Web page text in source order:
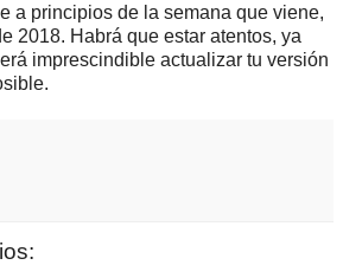
a principios de la semana que viene,
2018. Habrá que estar atentos, ya
imprescindible actualizar tu versión